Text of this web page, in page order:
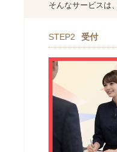
そんなサービスは
STEP2 受付